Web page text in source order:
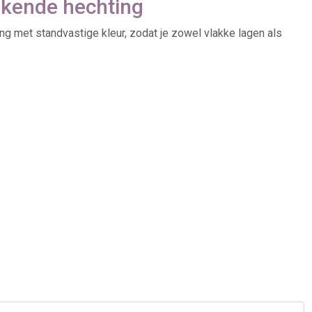
hechting
met standvastige kleur, zodat je zowel vlakke lagen als
meng je met gelmedium; voor meer open tijd kun je een